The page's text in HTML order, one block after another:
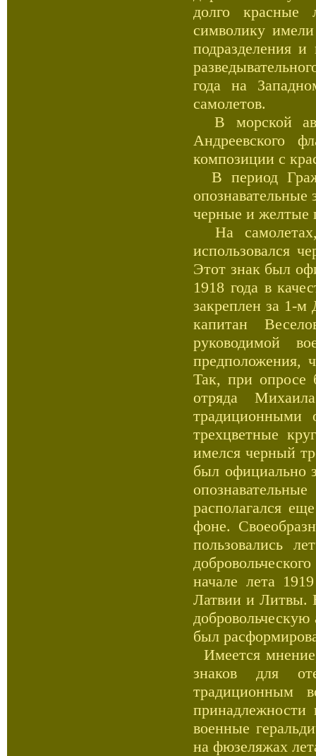
долго красные
символику
подразделения
года на
самолетов.
В морской
Андреевского
композиции с
В период
черные и желтые
На
использовался
Этот знак был
1918 года в
закреплен за 1-
капитан
руководимой
предположения,
Так, при опросе
отряда
традиционными
трехцветные
имелся черный
был официально
располагался
фоне.
пользовались
начале лета
Латвии и Литвы.
был
Имеется
знаков для
традиционным
военные
на фюзеляжах